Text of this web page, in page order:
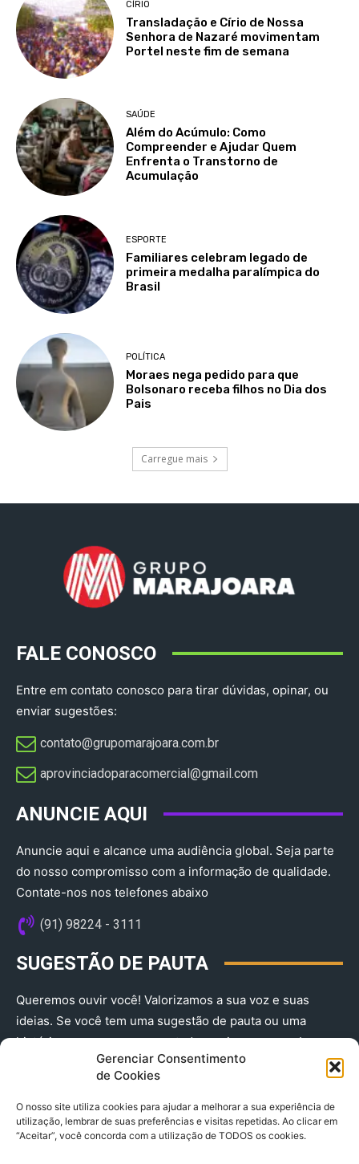
Gerenciar Consentimento
de Cookies
O nosso site utiliza cookies para ajudar a melhorar a sua experiência de
utilização, lembrar de suas preferências e visitas repetidas. Ao clicar em
“Aceitar”, você concorda com a utilização de TODOS os cookies.
CÍRIO
Transladação e Círio de Nossa
Senhora de Nazaré movimentam
Portel neste fim de semana
SAÚDE
Além do Acúmulo: Como
Compreender e Ajudar Quem
Enfrenta o Transtorno de
Acumulação
ESPORTE
Familiares celebram legado de
primeira medalha paralímpica do
Brasil
POLÍTICA
Moraes nega pedido para que
Bolsonaro receba filhos no Dia dos
Pais
Carregue mais
FALE CONOSCO
Entre em contato conosco para tirar dúvidas, opinar, ou
enviar sugestões:
contato@grupomarajoara.com.br
aprovinciadoparacomercial@gmail.com​
ANUNCIE AQUI
Anuncie aqui e alcance uma audiência global. Seja parte
do nosso compromisso com a informação de qualidade.
Contate-nos nos telefones abaixo
(91) 98224 - 3111
SUGESTÃO DE PAUTA
Queremos ouvir você! Valorizamos a sua voz e suas
ideias. Se você tem uma sugestão de pauta ou uma
história que merece ser contada, envie-nos agora!
(91) 98224 - 3111